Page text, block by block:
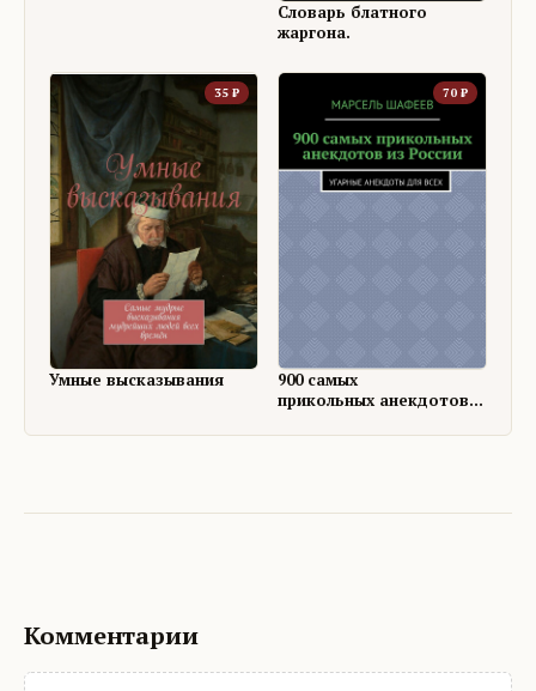
Словарь блатного
жаргона.
35 ₽
Умные высказывания
70 ₽
900 самых
прикольных анекдотов
Комментарии